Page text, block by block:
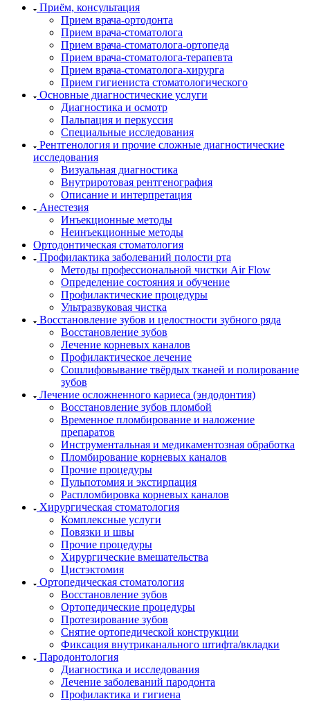
Приём, консультация
Прием врача-ортодонта
Прием врача-стоматолога
Прием врача-стоматолога-ортопеда
Прием врача-стоматолога-терапевта
Прием врача-стоматолога-хирурга
Прием гигиениста стоматологического
Основные диагностические услуги
Диагностика и осмотр
Пальпация и перкуссия
Специальные исследования
Рентгенология и прочие сложные диагностические
исследования
Визуальная диагностика
Внутриротовая рентгенография
Описание и интерпретация
Анестезия
Инъекционные методы
Неинъекционные методы
Ортодонтическая стоматология
Профилактика заболеваний полости рта
Методы профессиональной чистки Air Flow
Определение состояния и обучение
Профилактические процедуры
Ультразвуковая чистка
Восстановление зубов и целостности зубного ряда
Восстановление зубов
Лечение корневых каналов
Профилактическое лечение
Сошлифовывание твёрдых тканей и полирование
зубов
Лечение осложненного кариеса (эндодонтия)
Восстановление зубов пломбой
Временное пломбирование и наложение
препаратов
Инструментальная и медикаментозная обработка
Пломбирование корневых каналов
Прочие процедуры
Пульпотомия и экстирпация
Распломбировка корневых каналов
Хирургическая стоматология
Комплексные услуги
Повязки и швы
Прочие процедуры
Хирургические вмешательства
Цистэктомия
Ортопедическая стоматология
Восстановление зубов
Ортопедические процедуры
Протезирование зубов
Снятие ортопедической конструкции
Фиксация внутриканального штифта/вкладки
Пародонтология
Диагностика и исследования
Лечение заболеваний пародонта
Профилактика и гигиена